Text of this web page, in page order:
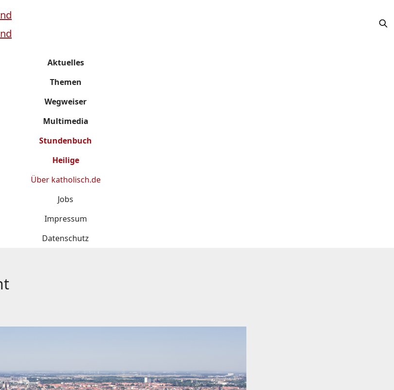
Aktuelles
Themen
Wegweiser
Multimedia
Stundenbuch
Heilige
Über katholisch.de
Jobs
Impressum
Datenschutz